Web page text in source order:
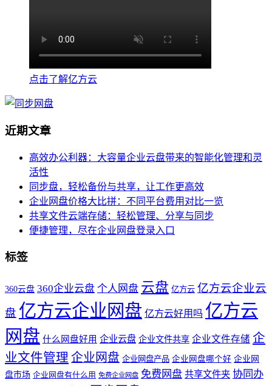
点击了解亿方云
近期文章
高效办公利器：大容量企业云盘带来的智能化管理和灵
活性
同步盘，轻松备份与共享，让工作更高效
企业网盘价格大比拼：不同平台费用对比一览
共享文件云端存储：轻松管理、分享与同步
便捷管理，尽在企业网盘登录入口
标签
360云盘 360企业云盘 个人网盘 云盘 亿方云 亿方云企业云
盘 亿方云企业网盘 亿方云好用吗 亿方云
网盘 什么网盘好用 企业云盘 企业文件共享 企业文件存储 企
业文件管理 企业网盘 企业网盘产品 企业网盘哪个好 企业网
盘市场 企业网盘有什么用 免费企业网盘 免费网盘 共享文件夹 协同办